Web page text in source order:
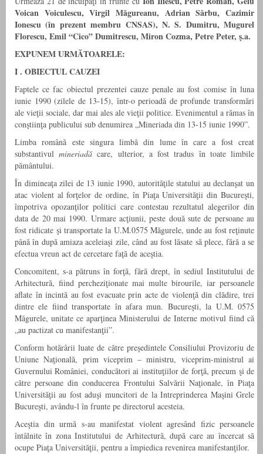
Voican Voiculescu, Virgil Măgureanu, Adrian Sârbu, Cazimir
Ionescu (în prezent membru CNSAS), N. S. Dumitru, Mugurel
Florescu, Emil “Cico” Dumitrescu, Miron Cozma, Petre Peter, ş.a.
EXPUNEM URMĂTOARELE:
I . OBIECTUL CAUZEI
Faptele ce fac obiectul prezentei cauze penale au fost comise în luna
iunie 1990 (zilele de 13-15), într-o perioadă de profunde transformări
ale vieţii sociale, dar mai ales ale vieţii politice. Evenimentul a rămas în
conştiinţa publicului sub denumirea „Mineriada din 13-15 iunie 1990”.
Limba română este singura limbă din lume în care a fost creat
substantivul mineriadă care, ulterior, a fost tradus în toate limbile
pământului.
În dimineaţa zilei de 13 iunie 1990, autorităţile statului au declanşat un
atac violent al forţelor de ordine, în Piaţa Universităţii din Bucureşti,
împotriva opozanţilor politici care contestau rezultatul alegerilor din
data de 20 mai 1990. Urmare acţiunii, peste două sute de persoane au
fost ridicate şi transportate la U.M.0575 Măgurele, unde au fost reţinute
până în după amiaza aceleiaşi zile, când au fost lăsate să plece, fără a se
efectua vreun act de cercetare faţă de aceştia.
Concomitent, s-a pătruns în forţă, fără drept, în sediul Institutului de
Arhitectură, fiind percheziţionate mai multe birourile, iar persoanele
aflate în incintă au fost evacuate prin acte de violenţă din clădire, trei
dintre ele fiind transportate în afara mun. Bucureşti, la U.M. 0575
Măgurele, unitate ce aparţinea Ministerului de Interne motivul fiind că
„au pactizat cu manifestanţii”.
Conform hotărârii luate de către preşedintele Consiliului Provizoriu de
Uniune Naţională, prim viceprim – ministru, viceprim-ministrul ai
Guvernului României, conducători ai instituţiilor de forţă, precum şi de
către persoane din conducerea Frontului Salvării Naţionale, în Piaţa
Universităţii au fost aduşi muncitori de la Intreprinderea Maşini Grele
Bucureşti, avându-l în frunte pe directorul acesteia.
Aceştia din urmă s-au manifestat violent agresând fizic persoanele
întâlnite în zona Institutului de Arhitectură, după care au încercat să
ocupe Piaţa Universităţii, pentru a împiedica revenirea manifestanţilor.